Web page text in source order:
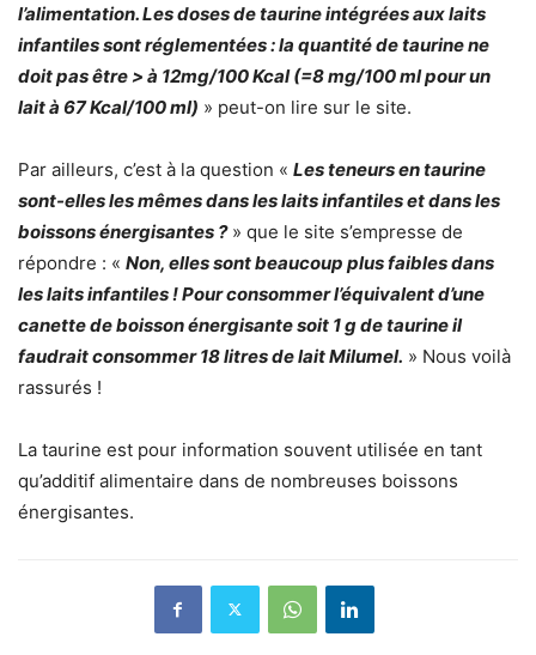
l’alimentation. Les doses de taurine intégrées aux laits
infantiles sont réglementées : la quantité de taurine ne
doit pas être > à 12mg/100 Kcal (=8 mg/100 ml pour un
lait à 67 Kcal/100 ml) » peut-on lire sur le site.
Par ailleurs, c’est à la question « Les teneurs en taurine
sont-elles les mêmes dans les laits infantiles et dans les
boissons énergisantes ? » que le site s’empresse de
répondre : « Non, elles sont beaucoup plus faibles dans
les laits infantiles ! Pour consommer l’équivalent d’une
canette de boisson énergisante soit 1 g de taurine il
faudrait consommer 18 litres de lait Milumel. » Nous voilà
rassurés !
La taurine est pour information souvent utilisée en tant
qu’additif alimentaire dans de nombreuses boissons
énergisantes.